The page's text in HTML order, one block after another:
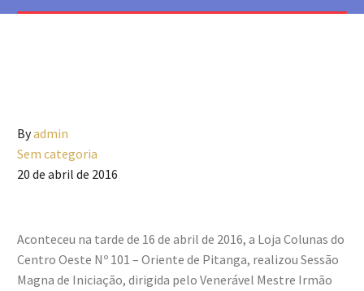
Byadmin
Sem categoria
20 de abril de 2016
Aconteceu na tarde de 16 de abril de 2016, a Loja Colunas do
Centro Oeste Nº 101 – Oriente de Pitanga, realizou Sessão
Magna de Iniciação, dirigida pelo Venerável Mestre Irmão